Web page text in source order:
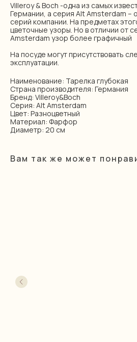
Villeroy & Boch -одна из самых
Германии, а серия Alt Amsterdam –
серий компании. На предметах
цветочные узоры. Но в отличии от
Amsterdam узор более графичный
На посуде могут присутствовать
эксплуатации.
Наименование: Тарелка глубокая
Страна производителя: Германия
Бренд: Villeroy&Boch
Серия: Alt Amsterdam
Цвет: Разноцветный
Материал: Фарфор
Диаметр: 20 см
Вам так же может